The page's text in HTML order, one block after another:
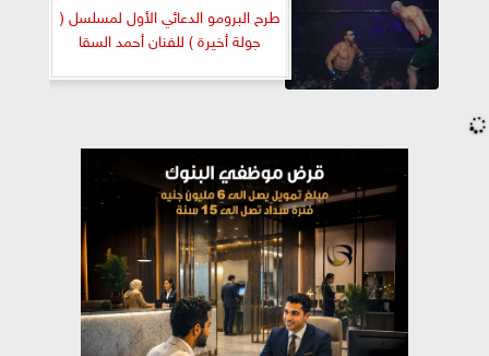
طرح البرومو الدعائي الأول لمسلسل (
جولة أخيرة ) للفنان أحمد السقا